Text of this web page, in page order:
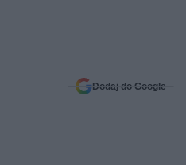
Dodaj do Google